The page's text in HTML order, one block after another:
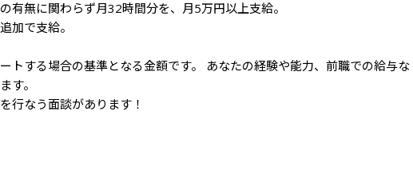
有無に関わらず月32時間分を、月5万円以上支給。
加で支給。
トする場合の基準となる金額です。 あなたの経験や能力、前職での給与な
す。